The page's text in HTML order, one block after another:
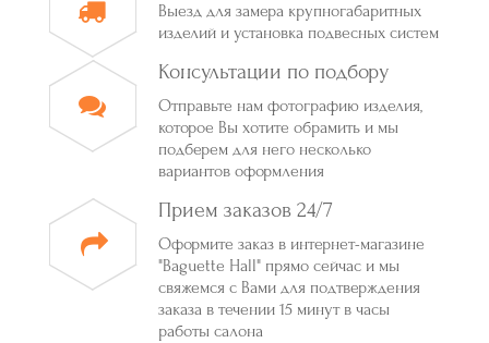
Выезд для замера крупногабаритных
изделий и установка подвесных систем
Консультации по подбору
Отправьте нам фотографию изделия,
которое Вы хотите обрамить и мы
подберем для него несколько
вариантов оформления
Прием заказов 24/7
Оформите заказ в интернет-магазине
"Baguette Hall" прямо сейчас и мы
свяжемся с Вами для подтверждения
заказа в течении 15 минут в часы
работы салона